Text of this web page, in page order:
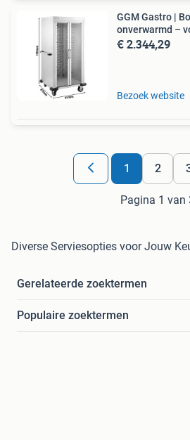
GGM Gastro |
onverwarmd –
€ 2.344,29
Bezoek website
1 2
Pagina 1 van
Diverse Serviesopties voor Jouw
Gerelateerde zoektermen
Populaire zoektermen